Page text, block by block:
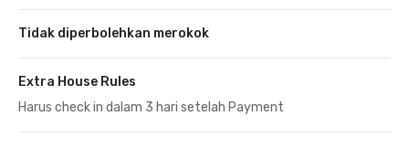
Tidak diperbolehkan merokok
Extra House Rules
Harus check in dalam 3 hari setelah Payment